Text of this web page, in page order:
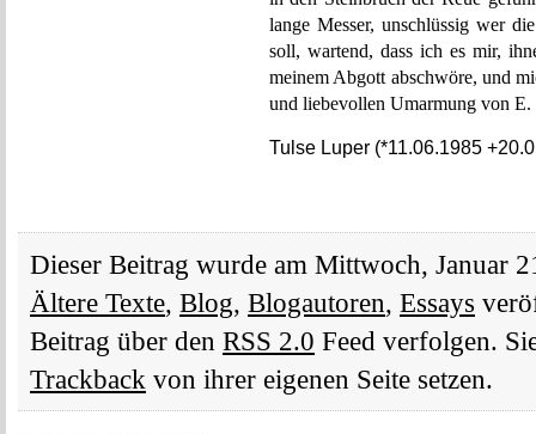
lange Messer, unschlüssig wer
soll, wartend, dass ich es mir,
meinem Abgott abschwöre, und
und liebevollen Umarmung von E.
Tulse Luper (*11.06.1985
Dieser Beitrag wurde am Mittwoch, Januar
Ältere Texte, Blog, Blogautoren, Essays
Beitrag über den RSS 2.0 Feed verfolgen.
Trackback von ihrer eigenen Seite setzen.